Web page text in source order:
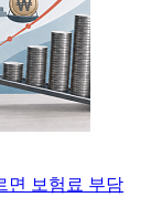
면 보험료 부담